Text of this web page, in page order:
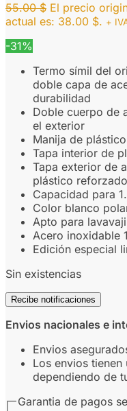
55.00$ El precio
actual es: 38.00 $. +
-31%
Termo símil del
doble capa de
durabilidad
Doble cuerpo de
el exterior
Manija de
Tapa interior de
Tapa exterior de
plástico reforzado
Capacidad para
Color blanco
Apto para
Acero inoxidable
Edición especial
Sin existencias
Recibe notificaciones
Envios nacionales e
Envios
Los envios
dependiendo de
Garantia de pagos